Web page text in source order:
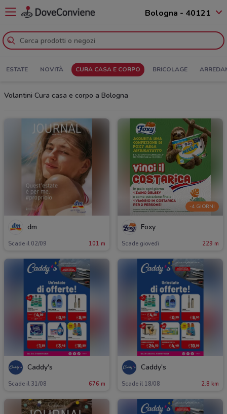
Bologna - 40121
ESTATE NOVITÀ CURA CASA E CORPO BRICOLAGE
Volantini Cura casa e corpo a Bologna
dm
Scade il 02/09 101 m
-4 GIORNI
Foxy
Scade giovedì 229 m
Caddy's
Scade il 31/08 676 m
Caddy's
Scade il 18/08 2.8 km